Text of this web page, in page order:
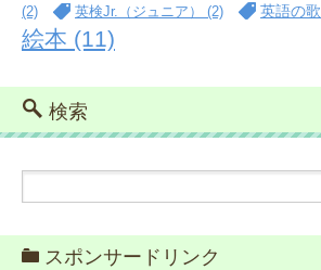
(2)
英検Jr.（ジュニア） (2) 英語の歌
絵本 (11)
検索
スポンサードリンク